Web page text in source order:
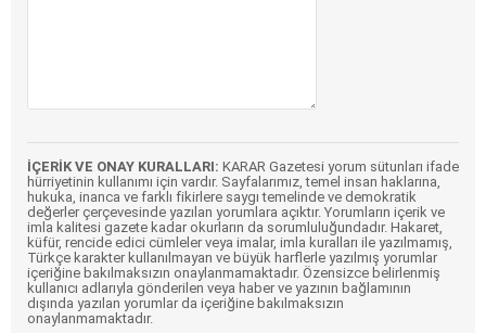
İÇERİK VE ONAY KURALLARI: KARAR Gazetesi yorum sütunları ifade
hürriyetinin kullanımı için vardır. Sayfalarımız, temel insan haklarına,
hukuka, inanca ve farklı fikirlere saygı temelinde ve demokratik
değerler çerçevesinde yazılan yorumlara açıktır. Yorumların içerik ve
imla kalitesi gazete kadar okurların da sorumluluğundadır. Hakaret,
küfür, rencide edici cümleler veya imalar, imla kuralları ile yazılmamış,
Türkçe karakter kullanılmayan ve büyük harflerle yazılmış yorumlar
içeriğine bakılmaksızın onaylanmamaktadır. Özensizce belirlenmiş
kullanıcı adlarıyla gönderilen veya haber ve yazının bağlamının
dışında yazılan yorumlar da içeriğine bakılmaksızın
onaylanmamaktadır.